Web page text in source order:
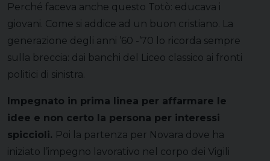
Perché faceva anche questo Totò: educava i
giovani. Come si addice ad un buon cristiano. La
generazione degli anni ’60 -’70 lo ricorda sempre
sulla breccia: dai banchi del Liceo classico ai fronti
politici di sinistra.
Impegnato in prima linea per affarmare le
idee e non certo la persona per interessi
spiccioli. Poi la partenza per Novara dove ha
iniziato l’impegno lavorativo nel corpo dei Vigili